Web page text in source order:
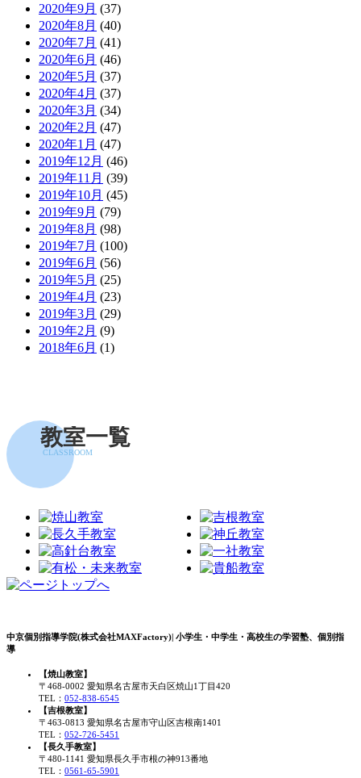
2020年9月 (37)
2020年8月 (40)
2020年7月 (41)
2020年6月 (46)
2020年5月 (37)
2020年4月 (37)
2020年3月 (34)
2020年2月 (47)
2020年1月 (47)
2019年12月 (46)
2019年11月 (39)
2019年10月 (45)
2019年9月 (79)
2019年8月 (98)
2019年7月 (100)
2019年6月 (56)
2019年5月 (25)
2019年4月 (23)
2019年3月 (29)
2019年2月 (9)
2018年6月 (1)
教室一覧
CLASSROOM
中京個別指導学院(株式会社MAXFactory)| 小学生・中学生・高校生の学習塾、個別指
導
【焼山教室】
〒468-0002 愛知県名古屋市天白区焼山1丁目420
TEL： 052-838-6545
【吉根教室】
〒463-0813 愛知県名古屋市守山区吉根南1401
TEL： 052-726-5451
【長久手教室】
〒480-1141 愛知県長久手市根の神913番地
TEL： 0561-65-5901